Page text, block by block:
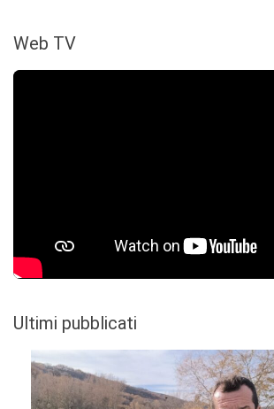
Web TV
Ultimi pubblicati